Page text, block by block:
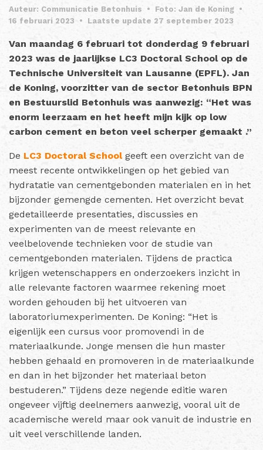
Auteur: Communicatie Betonhuis • Foto: Jan de Koning •
16 februari 2023
• Laatste update 27 september 2023
Van maandag 6 februari tot donderdag 9 februari
2023 was de jaarlijkse LC3 Doctoral School op de
Technische Universiteit van Lausanne (EPFL). Jan
de Koning, voorzitter van de sector Betonhuis BPN
en Bestuurslid Betonhuis was aanwezig: “Het was
enorm leerzaam en het heeft mijn kijk op low
carbon cement en beton veel scherper gemaakt .”
De LC3 Doctoral School geeft een overzicht van de
meest recente ontwikkelingen op het gebied van
hydratatie van cementgebonden materialen en in het
bijzonder gemengde cementen. Het overzicht bevat
gedetailleerde presentaties, discussies en
experimenten van de meest relevante en
veelbelovende technieken voor de studie van
cementgebonden materialen. Tijdens de practica
krijgen wetenschappers en onderzoekers inzicht in
alle relevante factoren waarmee rekening moet
worden gehouden bij het uitvoeren van
laboratoriumexperimenten. De Koning: “Het is
eigenlijk een cursus voor promovendi in de
materiaalkunde. Jonge mensen die hun master
hebben gehaald en promoveren in de materiaalkunde
en dan in het bijzonder het materiaal beton
bestuderen.” Tijdens deze negende editie waren
ongeveer vijftig deelnemers aanwezig, vooral uit de
academische wereld maar ook vanuit de industrie en
uit veel verschillende landen.